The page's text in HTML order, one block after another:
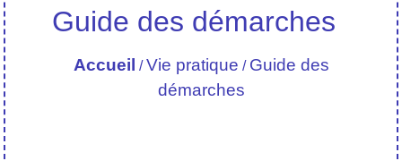
Guide des démarches
Accueil /Vie pratique / Guide des
démarches